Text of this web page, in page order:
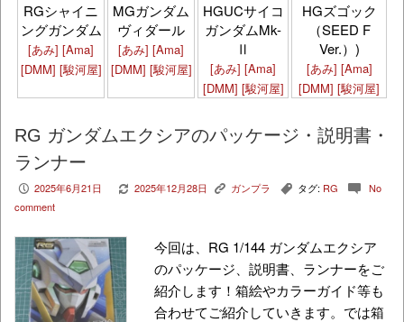
RGシャイニ
ングガンダム
[あみ] [Ama]
[DMM] [駿河屋]
MGガンダム
ヴィダール
[あみ] [Ama]
[DMM] [駿河屋]
HGUCサイコ
ガンダムMk-
Ⅱ
[あみ] [Ama]
[DMM] [駿河屋]
HGズゴック
（SEED F
Ver.）)
[あみ] [Ama]
[DMM] [駿河屋]
RG ガンダムエクシアのパッケージ・説明書・
ランナー
P 2025年6月21日 V 2025年12月28日 K ガンプラ , タグ: RG c No
comment
今回は、RG 1/144 ガンダムエクシア
のパッケージ、説明書、ランナーをご
紹介します！箱絵やカラーガイド等も
合わせてご紹介していきます。では箱